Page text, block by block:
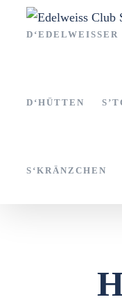
InhaltD‘EDELWEISSER
D‘HÜTTEN
S‘KRÄNZCHEN